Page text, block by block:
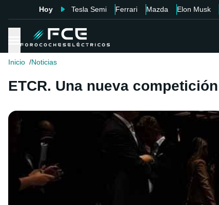
Hoy Tesla Semi Ferrari Mazda Elon Musk
Inicio Noticias
ETCR. Una nueva